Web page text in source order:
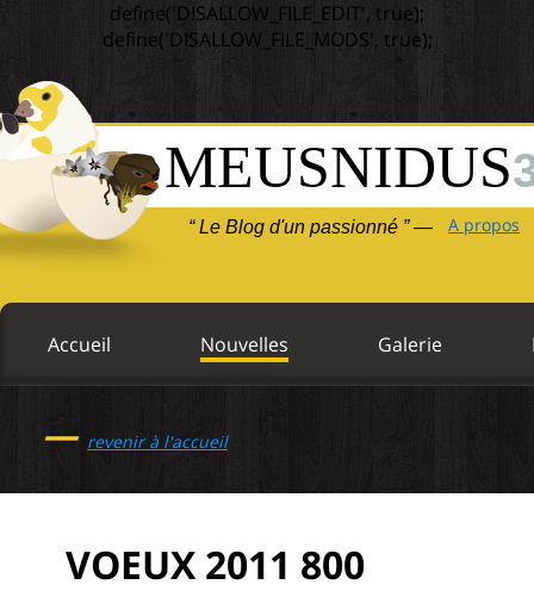
define('DISALLOW_FILE_EDIT', true);
define('DISALLOW_FILE_MODS', true);
MEUSNIDUS
“ Le Blog d'un passionné ” — A propos
Accueil Nouvelles Galerie
— revenir à l'accueil
VOEUX 2011 800